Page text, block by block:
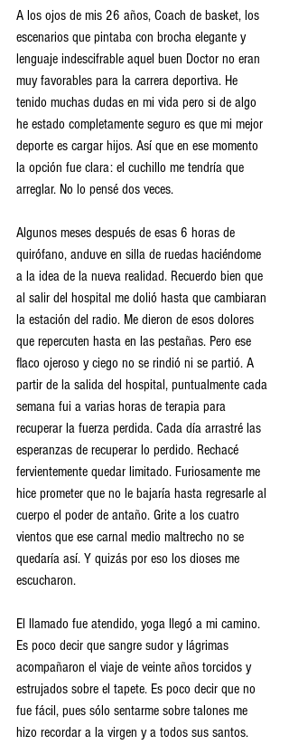
A los ojos de mis 26 años, Coach de basket, los
escenarios que pintaba con brocha elegante y
lenguaje indescifrable aquel buen Doctor no eran
muy favorables para la carrera deportiva. He
tenido muchas dudas en mi vida pero si de algo
he estado completamente seguro es que mi mejor
deporte es cargar hijos. Así que en ese momento
la opción fue clara: el cuchillo me tendría que
arreglar. No lo pensé dos veces.
Algunos meses después de esas 6 horas de
quirófano, anduve en silla de ruedas haciéndome
a la idea de la nueva realidad. Recuerdo bien que
al salir del hospital me dolió hasta que cambiaran
la estación del radio. Me dieron de esos dolores
que repercuten hasta en las pestañas. Pero ese
flaco ojeroso y ciego no se rindió ni se partió. A
partir de la salida del hospital, puntualmente cada
semana fui a varias horas de terapia para
recuperar la fuerza perdida. Cada día arrastré las
esperanzas de recuperar lo perdido. Rechacé
fervientemente quedar limitado. Furiosamente me
hice prometer que no le bajaría hasta regresarle al
cuerpo el poder de antaño. Grite a los cuatro
vientos que ese carnal medio maltrecho no se
quedaría así. Y quizás por eso los dioses me
escucharon.
El llamado fue atendido, yoga llegó a mi camino.
Es poco decir que sangre sudor y lágrimas
acompañaron el viaje de veinte años torcidos y
estrujados sobre el tapete. Es poco decir que no
fue fácil, pues sólo sentarme sobre talones me
hizo recordar a la virgen y a todos sus santos.